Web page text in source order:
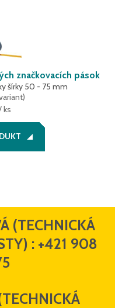
značkovacích pások
šírky 50 - 75 mm
)
ks
(TECHNICKÁ
: +421 908